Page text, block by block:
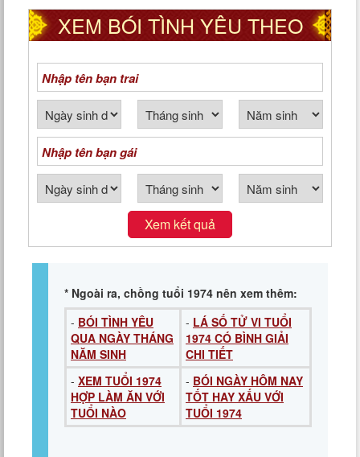
XEM BÓI TÌNH YÊU THEO
NGÀY THÁNG NĂM SINH
Xem kết quả
* Ngoài ra, chồng tuổi 1974 nên xem thêm:
- BÓI TÌNH YÊU
QUA NGÀY THÁNG
NĂM SINH
- LÁ SỐ TỬ VI TUỔI
1974 CÓ BÌNH GIẢI
CHI TIẾT
- XEM TUỔI 1974
HỢP LÀM ĂN VỚI
TUỔI NÀO
- BÓI NGÀY HÔM NAY
TỐT HAY XẤU VỚI
TUỔI 1974